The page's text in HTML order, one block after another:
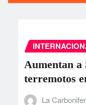
INTERNACIONAL
Aumentan a
terremotos en
La Carbonifera